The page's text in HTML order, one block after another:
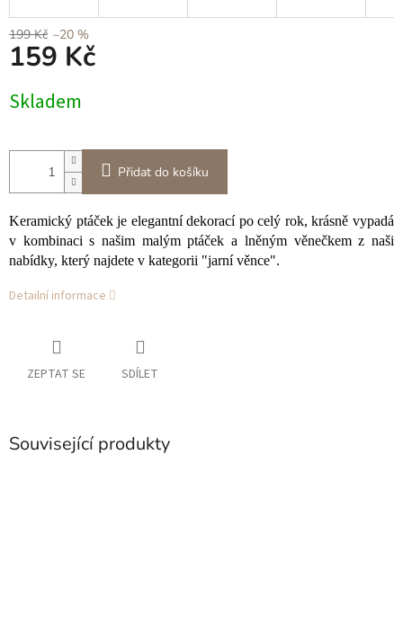
199 Kč –20 %
159 Kč
cena:
Skladem
Přidat do košíku
Keramický ptáček je elegantní dekorací po celý rok, krásně vypadá
v kombinaci s našim malým ptáček a lněným věnečkem z naši
nabídky, který najdete v kategorii "jarní věnce".
Detailní informace
ZEPTAT SE SDÍLET
Související produkty